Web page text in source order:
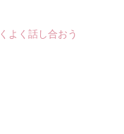
よく話し合おう